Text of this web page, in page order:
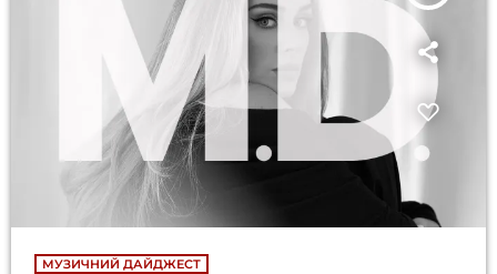
МУЗИЧНИЙ ДАЙДЖЕСТ